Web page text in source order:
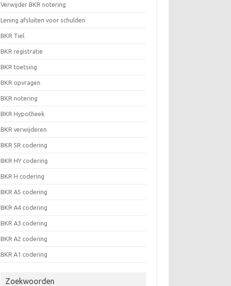
Verwijder BKR notering
Lening afsluiten voor schulden
BKR Tiel
BKR registratie
BKR toetsing
BKR opvragen
BKR notering
BKR Hypotheek
BKR verwijderen
BKR SR codering
BKR HY codering
BKR H codering
BKR A5 codering
BKR A4 codering
BKR A3 codering
BKR A2 codering
BKR A1 codering
Zoekwoorden